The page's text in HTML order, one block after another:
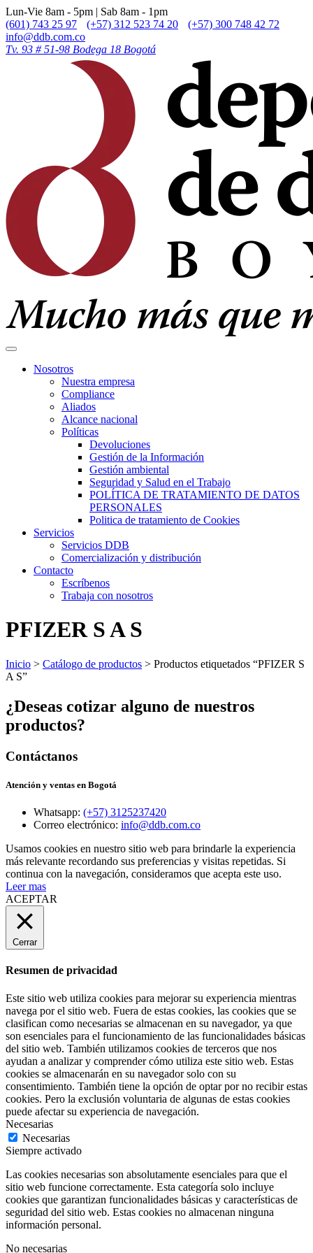
Lun-Vie 8am - 5pm | Sab 8am - 1pm
(601) 743 25 97
(+57) 312 523 74 20
(+57) 300 748 42 72
info@ddb.com.co
Tv. 93 # 51-98 Bodega 18 Bogotá
Nosotros
Nuestra empresa
Compliance
Aliados
Alcance nacional
Políticas
Devoluciones
Gestión de la Información
Gestión ambiental
Seguridad y Salud en el Trabajo
POLÍTICA DE TRATAMIENTO DE DATOS
PERSONALES
Politica de tratamiento de Cookies
Servicios
Servicios DDB
Comercialización y distribución
Contacto
Escríbenos
Trabaja con nosotros
PFIZER S A S
Inicio > Catálogo de productos > Productos etiquetados “PFIZER S
A S”
¿Deseas cotizar alguno de nuestros
productos?
Contáctanos
Atención y ventas en Bogotá
Whatsapp: (+57) 3125237420
Correo electrónico: info@ddb.com.co
Usamos cookies en nuestro sitio web para brindarle la experiencia
más relevante recordando sus preferencias y visitas repetidas. Si
continua con la navegación, consideramos que acepta este uso.
Leer mas
ACEPTAR
Cerrar
Resumen de privacidad
Este sitio web utiliza cookies para mejorar su experiencia mientras
navega por el sitio web. Fuera de estas cookies, las cookies que se
clasifican como necesarias se almacenan en su navegador, ya que
son esenciales para el funcionamiento de las funcionalidades básicas
del sitio web. También utilizamos cookies de terceros que nos
ayudan a analizar y comprender cómo utiliza este sitio web. Estas
cookies se almacenarán en su navegador solo con su
consentimiento. También tiene la opción de optar por no recibir estas
cookies. Pero la exclusión voluntaria de algunas de estas cookies
puede afectar su experiencia de navegación.
Necesarias
Necesarias
Siempre activado
Las cookies necesarias son absolutamente esenciales para que el
sitio web funcione correctamente. Esta categoría solo incluye
cookies que garantizan funcionalidades básicas y características de
seguridad del sitio web. Estas cookies no almacenan ninguna
información personal.
No necesarias